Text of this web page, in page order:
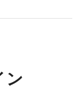
ン